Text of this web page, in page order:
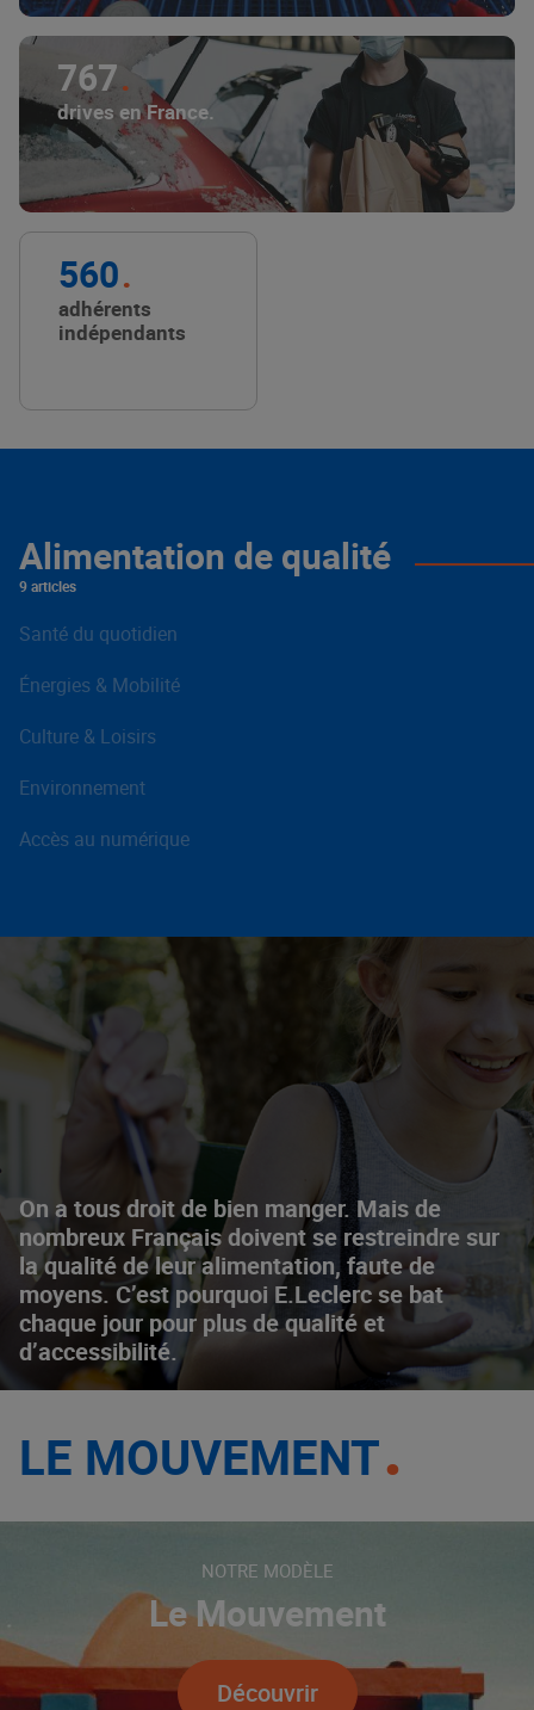
767
drives en France.
560
adhérents
indépendants
On a tous droit de bien manger. Mais de
nombreux Français doivent se restreindre sur
la qualité de leur alimentation, faute de
moyens. C’est pourquoi E.Leclerc se bat
chaque jour pour plus de qualité et
d’accessibilité.
Alimentation de qualité
9 articles
Santé du quotidien
Énergies & Mobilité
Culture & Loisirs
Environnement
Accès au numérique
LE MOUVEMENT
NOTRE MODÈLE
Le Mouvement
Découvrir